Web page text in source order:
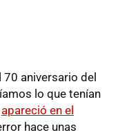
70 aniversario del
lo que tenían
apareció en el
hace unas